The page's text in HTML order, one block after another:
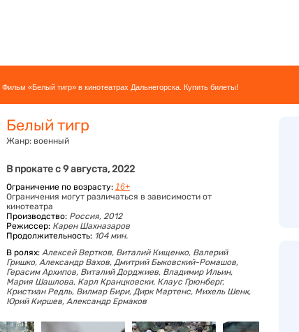
Фильм «Белый тигр» в кинотеатрах Дальнегорска. Купить билеты!
Белый тигр
Жанр: военный
В прокате с 9 августа, 2022
Ограничение по возрасту: 16+
Ограничения могут различаться в зависимости от
кинотеатра
Производство: Россия, 2012
Режиссер: Карен Шахназаров
Продолжительность: 104 мин.
В ролях: Алексей Вертков, Виталий Кищенко, Валерий
Гришко, Александр Вахов, Дмитрий Быковский-Ромашов,
Герасим Архипов, Виталий Дорджиев, Владимир Ильин,
Мария Шашлова, Карл Кранцковски, Клаус Грюнберг,
Кристиан Редль, Вилмар Бири, Дирк Мартенс, Михель Шенк,
Юрий Киршев, Александр Ермаков